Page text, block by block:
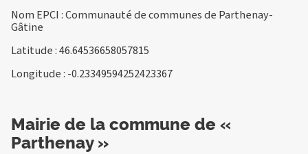
Nom EPCI : Communauté de communes de Parthenay-
Gâtine
Latitude : 46.64536658057815
Longitude : -0.23349594252423367
Mairie de la commune de «
Parthenay »